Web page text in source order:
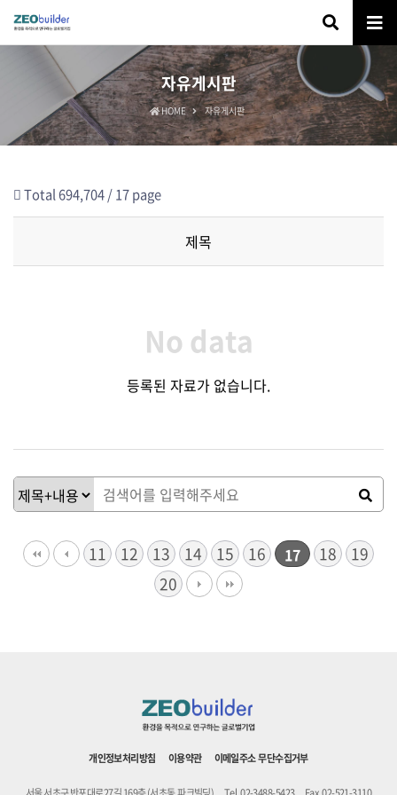
자유게시판
HOME 자유게시판
Total 694,704 /17 page
제목
No data
등록된 자료가 없습니다.
11 12 13 14 15 16 17 18
19
20
개인정보처리방침 이용약관 이메일주소 무단수집거부